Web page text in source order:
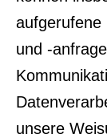
aufgerufene
und -
unsere